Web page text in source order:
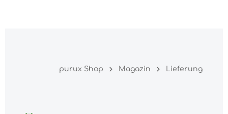
purux Shop Magazin Lieferung